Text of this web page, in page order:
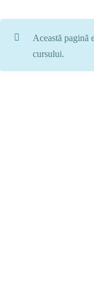
Această pagină
cursului.